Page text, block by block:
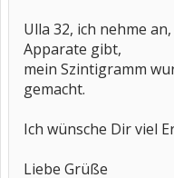
Ulla 32, ich nehme
Apparate gibt,
mein Szintigramm
gemacht.
Ich wünsche Dir viel
Liebe Grüße